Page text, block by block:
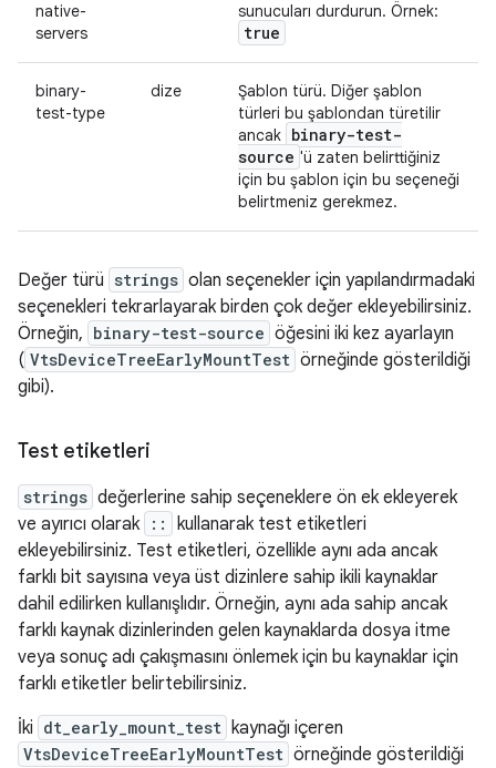
native-
servers
sunucuları durdurun. Örnek:
true
binary-
test-type
dize
Şablon türü. Diğer şablon
türleri bu şablondan türetilir
ancak binary-test-
source 'ü zaten belirttiğiniz
için bu şablon için bu seçeneği
belirtmeniz gerekmez.
Değer türü strings olan seçenekler için yapılandırmadaki
seçenekleri tekrarlayarak birden çok değer ekleyebilirsiniz.
Örneğin, binary-test-source öğesini iki kez ayarlayın
( VtsDeviceTreeEarlyMountTest örneğinde gösterildiği
gibi).
Test etiketleri
strings değerlerine sahip seçeneklere ön ek ekleyerek
ve ayırıcı olarak
::
kullanarak test etiketleri
ekleyebilirsiniz. Test etiketleri, özellikle aynı ada ancak
farklı bit sayısına veya üst dizinlere sahip ikili kaynaklar
dahil edilirken kullanışlıdır. Örneğin, aynı ada sahip ancak
farklı kaynak dizinlerinden gelen kaynaklarda dosya itme
veya sonuç adı çakışmasını önlemek için bu kaynaklar için
farklı etiketler belirtebilirsiniz.
İki dt_early_mount_test kaynağı içeren
VtsDeviceTreeEarlyMountTest örneğinde gösterildiği